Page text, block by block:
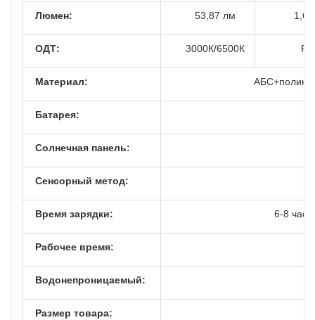
Люмен: 53,87 лм
ОДТ: 3000К/6500К
Материал:
Батарея:
Солнечная панель:
Сенсорный метод:
Время зарядки: 6-8
Рабочее время:
Водонепроницаемый:
Размер товара: